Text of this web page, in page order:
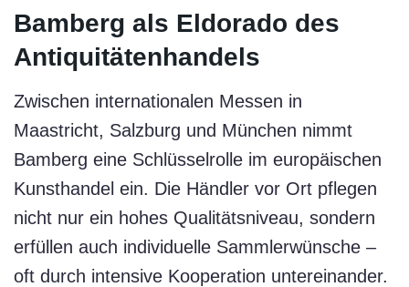
Bamberg als Eldorado des
Antiquitätenhandels
Zwischen internationalen Messen in
Maastricht, Salzburg und München nimmt
Bamberg eine Schlüsselrolle im europäischen
Kunsthandel ein. Die Händler vor Ort pflegen
nicht nur ein hohes Qualitätsniveau, sondern
erfüllen auch individuelle Sammlerwünsche –
oft durch intensive Kooperation untereinander.